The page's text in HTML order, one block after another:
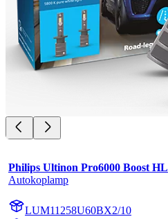
Philips Ultinon Pro6000 Boost HL
Autokoplamp
LUM11258U60BX2/10